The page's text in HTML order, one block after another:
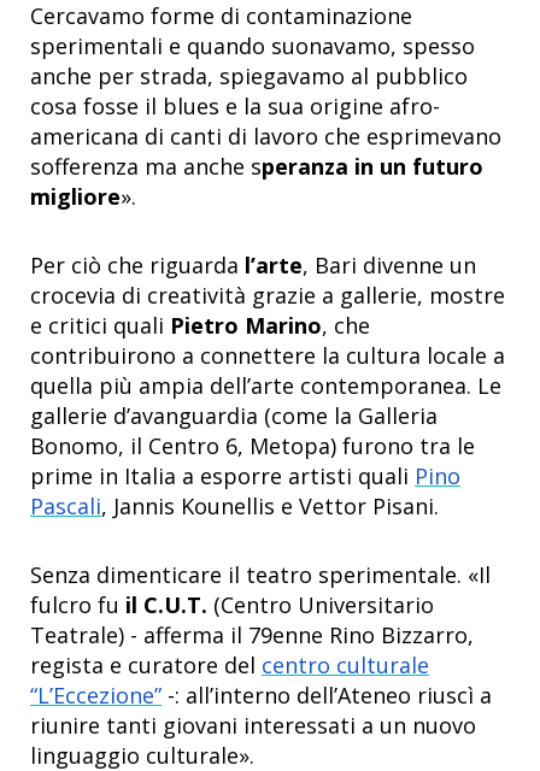
Cercavamo forme di contaminazione
sperimentali e quando suonavamo, spesso
anche per strada, spiegavamo al pubblico
cosa fosse il blues e la sua origine afro-
americana di canti di lavoro che esprimevano
sofferenza ma anche speranza in un futuro
migliore».
Per ciò che riguarda l’arte, Bari divenne un
crocevia di creatività grazie a gallerie, mostre
e critici quali Pietro Marino, che
contribuirono a connettere la cultura locale a
quella più ampia dell’arte contemporanea. Le
gallerie d’avanguardia (come la Galleria
Bonomo, il Centro 6, Metopa) furono tra le
prime in Italia a esporre artisti quali Pino
Pascali, Jannis Kounellis e Vettor Pisani.
Senza dimenticare il teatro sperimentale. «Il
fulcro fu il C.U.T. (Centro Universitario
Teatrale) - afferma il 79enne Rino Bizzarro,
regista e curatore del centro culturale
“L’Eccezione” -: all’interno dell’Ateneo riuscì a
riunire tanti giovani interessati a un nuovo
linguaggio culturale».